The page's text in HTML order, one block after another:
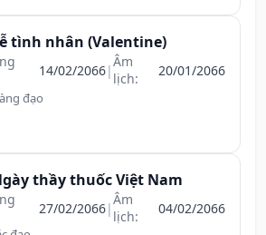
tình nhân (Valentine)
14/02/2066|Âm
lịch:
20/01/2066
đạo
thầy thuốc Việt Nam
27/02/2066|Âm
lịch:
04/02/2066